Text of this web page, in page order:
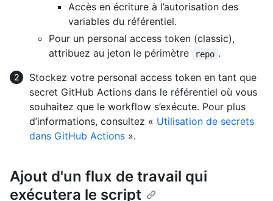
Accès en écriture à l’autorisation des
variables du référentiel.
Pour un personal access token (classic),
attribuez au jeton le périmètre
repo .
Stockez votre personal access token en tant que
secret GitHub Actions dans le référentiel où vous
souhaitez que le workflow s’exécute. Pour plus
d’informations, consultez « Utilisation de secrets
dans GitHub Actions ».
Ajout d'un flux de travail qui
exécutera le script